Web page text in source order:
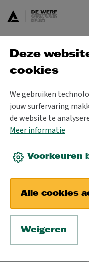
Programma
VR 2 OKT 2026
Deze
cookies
We gebruiken
jouw surfervaring
de website te
Meer informatie
Voorkeuren
Alle cookies
Weigeren